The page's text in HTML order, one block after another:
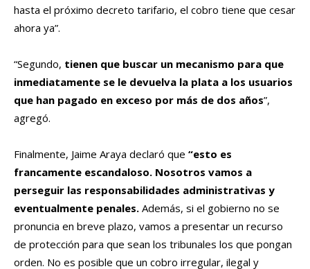
hasta el próximo decreto tarifario, el cobro tiene que cesar
ahora ya”.
“Segundo, tienen que buscar un mecanismo para que
inmediatamente se le devuelva la plata a los usuarios
que han pagado en exceso por más de dos años”,
agregó.
Finalmente, Jaime Araya declaró que “esto es
francamente escandaloso. Nosotros vamos a
perseguir las responsabilidades administrativas y
eventualmente penales. Además, si el gobierno no se
pronuncia en breve plazo, vamos a presentar un recurso
de protección para que sean los tribunales los que pongan
orden. No es posible que un cobro irregular, ilegal y